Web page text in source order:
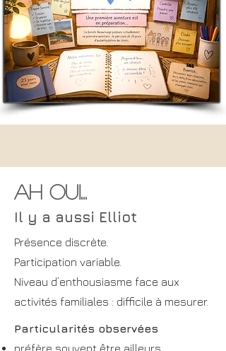
Ah oui...
Il y a aussi Elliot
Présence discrète.
Participation variable.
Niveau d’enthousiasme face aux
activités familiales : difficile à mesurer.
Particularités observées